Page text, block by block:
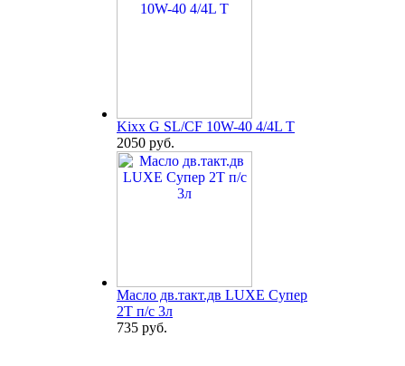
Kixx G SL/CF 10W-40 4/4L T
2050 руб.
Масло дв.такт.дв LUXE Супер
2Т п/с 3л
735 руб.